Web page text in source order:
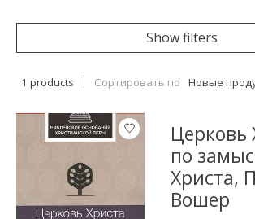
Show filters
1 products Сортировать по Новые
Церковь
по
Христа,
Вошер